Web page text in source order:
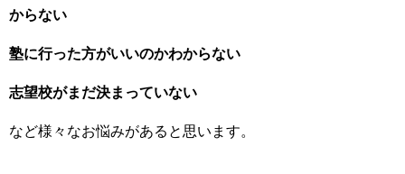
からない
塾に行った方がいいのかわからない
志望校がまだ決まっていない
など様々なお悩みがあると思います。